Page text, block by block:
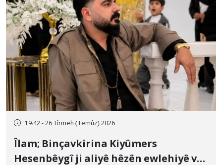
19:42 - 26 Tîrmeh (Temûz) 2026
Îlam; Binçavkirina Kiyûmers
Hesenbêygî ji aliyê hêzên ewlehiyê ve